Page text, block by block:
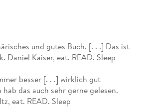
und gutes Buch. [. . .] Das ist
Daniel Kaiser, eat. READ. Sleep
besser [. . .] wirklich gut
das auch sehr gerne gelesen.
eat. READ. Sleep